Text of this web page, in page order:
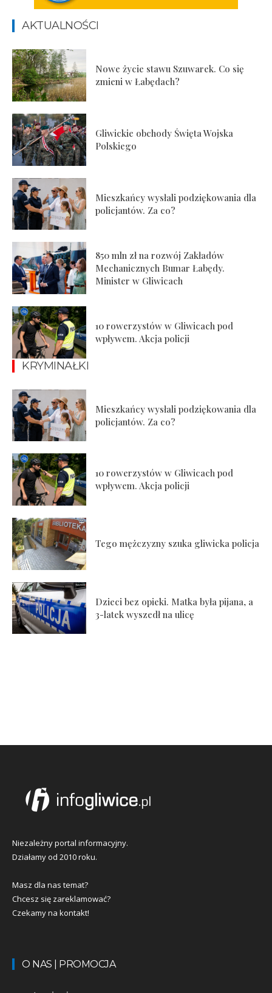
AKTUALNOŚCI
Nowe życie stawu Szuwarek. Co się
zmieni w Łabędach?
Gliwickie obchody Święta Wojska
Polskiego
Mieszkańcy wysłali podziękowania dla
policjantów. Za co?
850 mln zł na rozwój Zakładów
Mechanicznych Bumar Łabędy.
Minister w Gliwicach
10 rowerzystów w Gliwicach pod
wpływem. Akcja policji
KRYMINAŁKI
Mieszkańcy wysłali podziękowania dla
policjantów. Za co?
10 rowerzystów w Gliwicach pod
wpływem. Akcja policji
Tego mężczyzny szuka gliwicka policja
Dzieci bez opieki. Matka była pijana, a
3-latek wyszedł na ulicę
Niezależny portal informacyjny.
Działamy od 2010 roku.
Masz dla nas temat?
Chcesz się zareklamować?
Czekamy na kontakt!
O NAS | PROMOCJA